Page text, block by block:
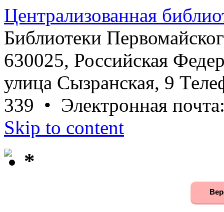
Централизованная
Библиотеки
630025, Российская
улица Сызранская, 9
339 • Электронная
Skip to content
*